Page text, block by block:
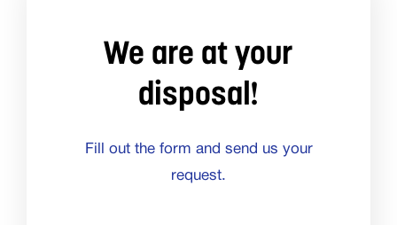
We are at your
disposal!
Fill out the form and send us your
request.